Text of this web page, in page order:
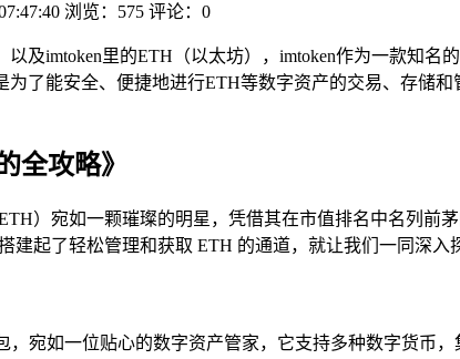
浏览：575 评论：0
以及imtoken里的ETH（以太坊），imtoken作为一款知
为了能安全、便捷地进行ETH等数字资产的交易、存储
全攻略》
）宛如一颗璀璨的明星，凭借其在市值排名中名列前
起了轻松管理和获取 ETH 的通道，就让我们一同深入
，宛如一位贴心的数字资产管家，它支持多种数字货币